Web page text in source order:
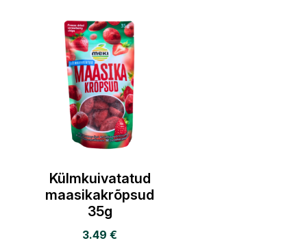
Külmkuivatatud
maasikakrõpsud
35g
3.49€